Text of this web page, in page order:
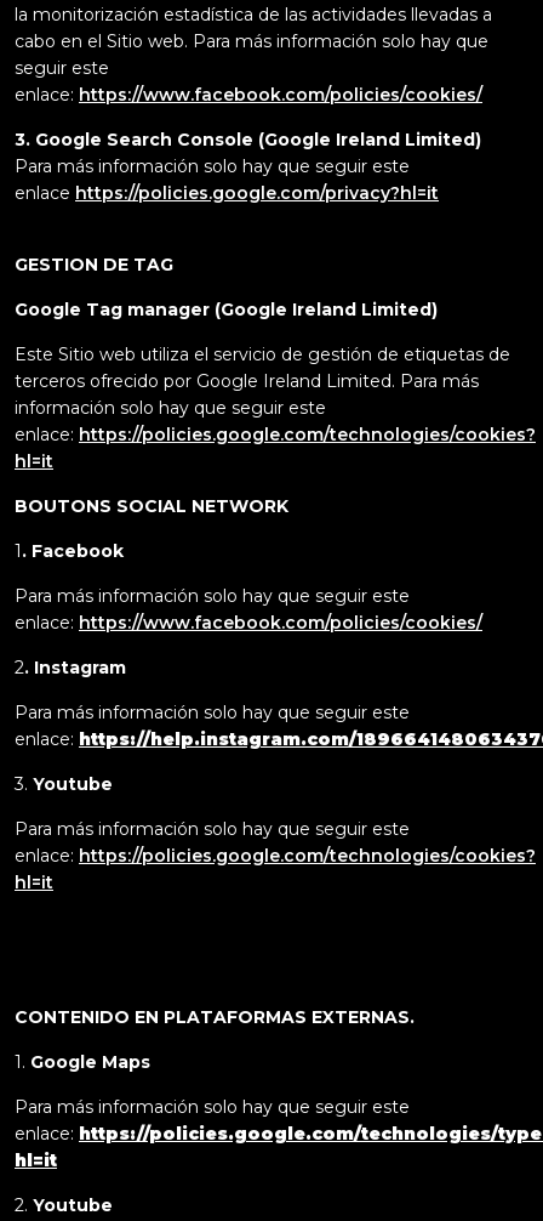
la monitorización estadística de las actividades llevadas a
cabo en el Sitio web. Para más información solo hay que
seguir este
enlace: https://www.facebook.com/policies/cookies/
3. Google Search Console (Google Ireland Limited)
Para más información solo hay que seguir este
enlace https://policies.google.com/privacy?hl=it
GESTION DE TAG
Google Tag manager (Google Ireland Limited)
Este Sitio web utiliza el servicio de gestión de etiquetas de
terceros ofrecido por Google Ireland Limited. Para más
información solo hay que seguir este
enlace: https://policies.google.com/technologies/cookies?
hl=it
BOUTONS SOCIAL NETWORK
1. Facebook
Para más información solo hay que seguir este
enlace: https://www.facebook.com/policies/cookies/
2. Instagram
Para más información solo hay que seguir este
enlace: https://help.instagram.com/
3. Youtube
Para más información solo hay que seguir este
enlace: https://policies.google.com/technologies/cookies?
hl=it
CONTENIDO EN PLATAFORMAS EXTERNAS.
1. Google Maps
Para más información solo hay que seguir este
enlace: https://policies.google.com/technologies/
hl=it
2. Youtube